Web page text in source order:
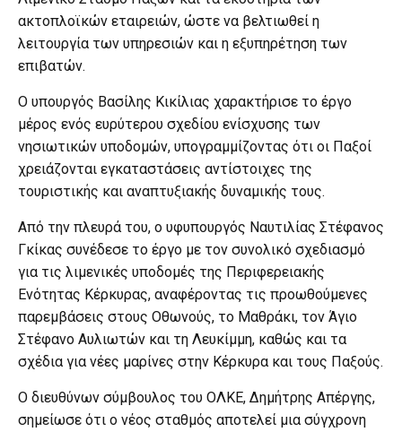
ακτοπλοϊκών εταιρειών, ώστε να βελτιωθεί η
λειτουργία των υπηρεσιών και η εξυπηρέτηση των
επιβατών.
Ο υπουργός Βασίλης Κικίλιας χαρακτήρισε το έργο
μέρος ενός ευρύτερου σχεδίου ενίσχυσης των
νησιωτικών υποδομών, υπογραμμίζοντας ότι οι Παξοί
χρειάζονται εγκαταστάσεις αντίστοιχες της
τουριστικής και αναπτυξιακής δυναμικής τους.
Από την πλευρά του, ο υφυπουργός Ναυτιλίας Στέφανος
Γκίκας συνέδεσε το έργο με τον συνολικό σχεδιασμό
για τις λιμενικές υποδομές της Περιφερειακής
Ενότητας Κέρκυρας, αναφέροντας τις προωθούμενες
παρεμβάσεις στους Οθωνούς, το Μαθράκι, τον Άγιο
Στέφανο Αυλιωτών και τη Λευκίμμη, καθώς και τα
σχέδια για νέες μαρίνες στην Κέρκυρα και τους Παξούς.
Ο διευθύνων σύμβουλος του ΟΛΚΕ, Δημήτρης Απέργης,
σημείωσε ότι ο νέος σταθμός αποτελεί μια σύγχρονη